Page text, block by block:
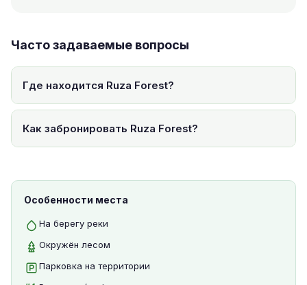
Часто задаваемые вопросы
Где находится Ruza Forest?
Как забронировать Ruza Forest?
Особенности места
На берегу реки
Окружён лесом
Парковка на территории